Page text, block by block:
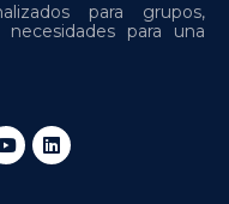
para grupos,
para una